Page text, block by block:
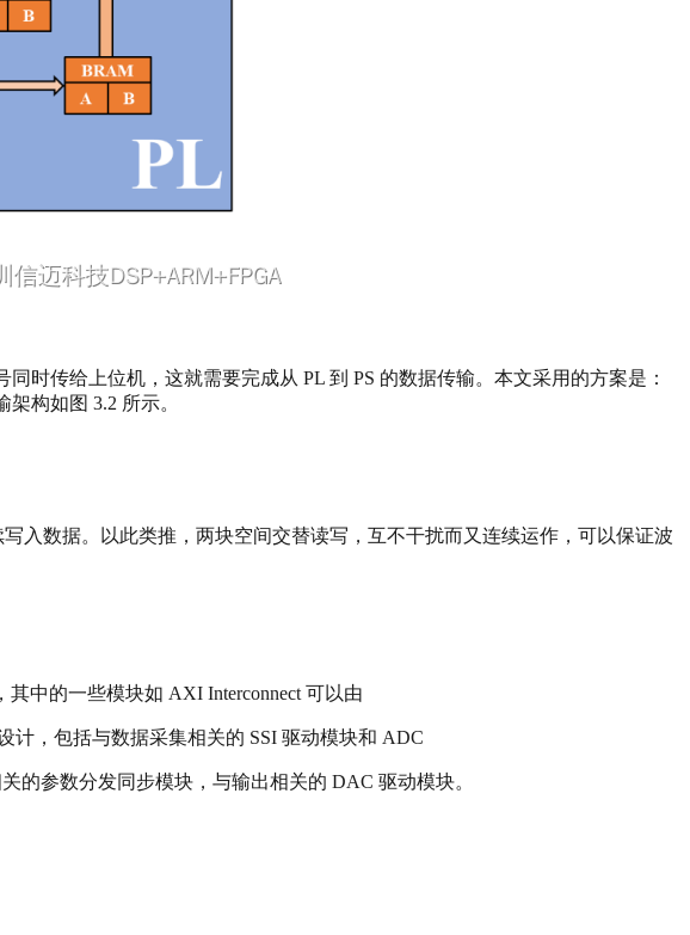
时传给上位机，这就需要完成从 PL 到 PS 的数据传输。本文采用的方案是：
构如图 3.2 所示。
入数据。以此类推，两块空间交替读写，互不干扰而又连续运作，可以保证波
中的一些模块如 AXI Interconnect 可以由
计，包括与数据采集相关的 SSI 驱动模块和 ADC
的参数分发同步模块，与输出相关的 DAC 驱动模块。